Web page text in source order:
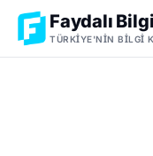
Faydalı
TÜRKIYE'NIN BILGI